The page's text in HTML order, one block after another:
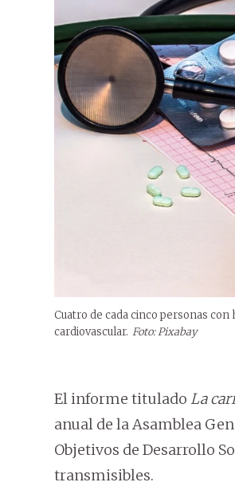
Cuatro de cada cinco personas
cardiovascular. Foto: Pixabay
El informe titulado La
anual de la Asamblea
Objetivos de Desarrollo
transmisibles.